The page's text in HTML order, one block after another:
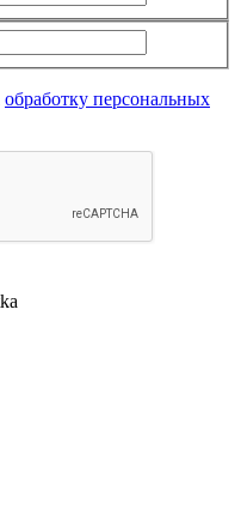
обработку персональных